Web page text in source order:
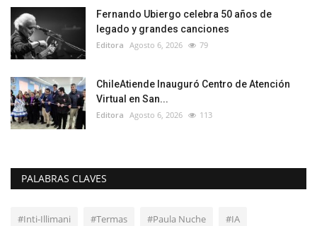
Fernando Ubiergo celebra 50 años de
legado y grandes canciones
Editora Agosto 6, 2026 79
ChileAtiende Inauguró Centro de Atención
Virtual en San...
Editora Agosto 6, 2026 113
PALABRAS CLAVES
#Inti-Illimani #Termas #Paula Nuche #IA